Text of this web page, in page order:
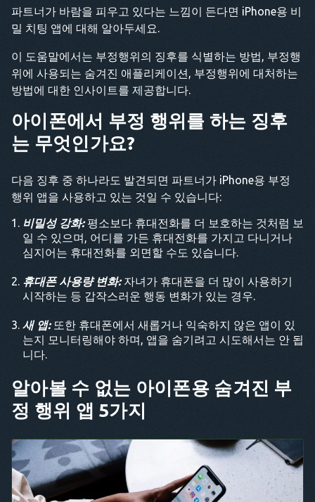
ES
PT
HE
파트너가 바람을 피우고 있다는 느낌이 든다면 iPhone용 비
밀 치팅 앱에 대해 알아두세요.
이 도움말에서는 부정행위의 징후를 식별하는 방법, 부정행
위에 사용되는 숨겨진 애플리케이션, 부정행위에 대처하는
방법에 대한 인사이트를 제공합니다.
아이폰에서 부정 행위를 하는 징후
는 무엇인가요?
다음 징후 중 하나라도 발견되면 파트너가 iPhone용 부정
행위 앱을 사용하고 있는 것일 수 있습니다:
비밀성 강화:평소보다 휴대전화를 더 보호하는 것처럼 보
일 수 있으며, 어디를 가든 휴대전화를 가지고 다니거나
심지어는 휴대전화를 외면할 수도 있습니다.
휴대폰 사용량 변화:자녀가 휴대폰을 더 많이 사용하기
시작하는 등 갑작스러운 행동 변화가 있는 경우.
새 앱: 또한 휴대폰에서 새롭거나 익숙하지 않은 앱이 있
는지 모니터링해야 하며, 앱을 숨기려고 시도해서는 안 됩
니다.
알아볼 수 없는 아이폰용 숨겨진 부
정 행위 앱 5가지